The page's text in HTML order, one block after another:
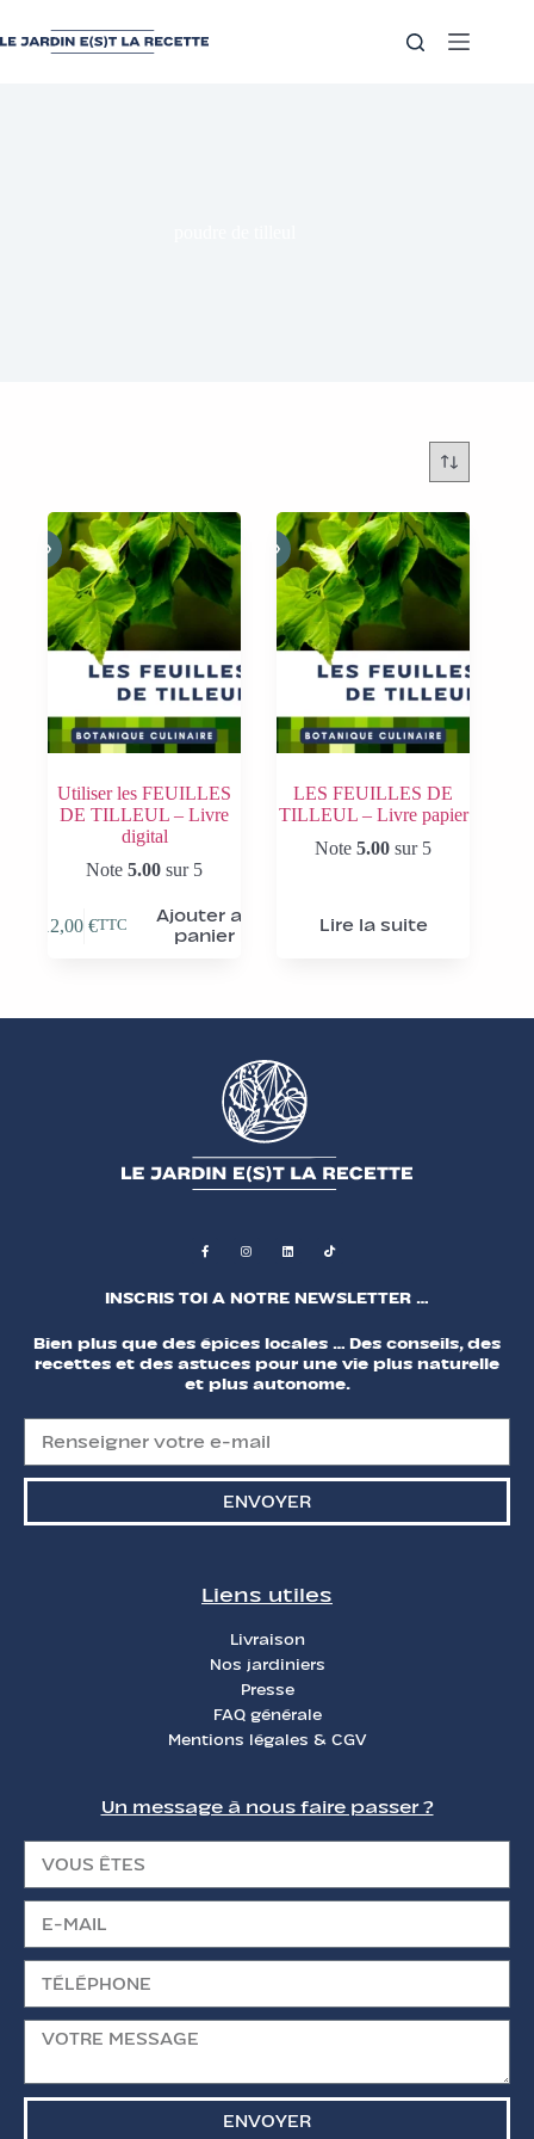
Utiliser les FEUILLES
DE TILLEUL – Livre
digital
Note5.00 sur 5
12,00€TTC
Ajouter au
panier
LES FEUILLES DE
TILLEUL – Livre papier
Note5.00 sur 5
Lire la suite
INSCRIS TOI A NOTRE NEWSLETTER …
Bien plus que des épices locales … Des conseils, des
recettes et des astuces pour une vie plus naturelle
et plus autonome.
ENVOYER
Liens utiles
Livraison
Nos jardiniers
Presse
FAQ générale
Mentions légales & CGV
Un message à nous faire passer ?
ENVOYER